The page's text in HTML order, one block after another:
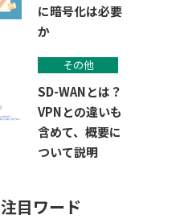
に暗号化は必要
か
その他
SD-WANとは？
VPNとの違いも
含めて、概要に
ついて説明
注目ワード